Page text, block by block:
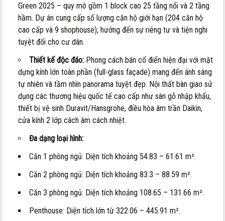
Green 2025 – quy mô gồm 1 block cao 25 tầng nổi và 2 tầng
hầm. Dự án cung cấp số lượng căn hộ giới hạn (204 căn hộ
cao cấp và 9 shophouse), hướng đến sự riêng tư và tiện nghi
tuyệt đối cho cư dân.
Thiết kế độc đáo: Phong cách bán cổ điển hiện đại với mặt
dựng kính lớn toàn phần (full-glass façade) mang đến ánh sáng
tự nhiên và tầm nhìn panorama tuyệt đẹp. Nội thất bàn giao sử
dụng các thương hiệu quốc tế cao cấp như sàn gỗ nhập khẩu,
thiết bị vệ sinh Duravit/Hansgrohe, điều hòa âm trần Daikin,
cửa kính 2 lớp cách âm cách nhiệt.
Đa dạng loại hình:
Căn 1 phòng ngủ: Diện tích khoảng 54.83 – 61.61 m².
Căn 2 phòng ngủ: Diện tích khoảng 83.3 – 88.59 m².
Căn 3 phòng ngủ: Diện tích khoảng 108.65 – 131.66 m².
Penthouse: Diện tích lớn từ 322.06 – 445.91 m².